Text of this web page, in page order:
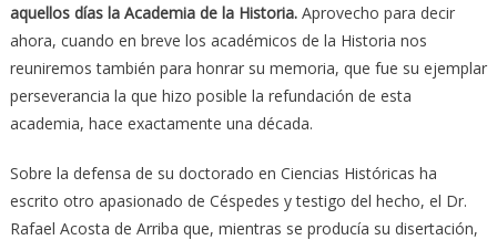
aquellos días la Academia de la Historia.Aprovecho para decir
ahora, cuando en breve los académicos de la Historia nos
reuniremos también para honrar su memoria, que fue su ejemplar
perseverancia la que hizo posible la refundación de esta
academia, hace exactamente una década.
Sobre la defensa de su doctorado en Ciencias Históricas ha
escrito otro apasionado de Céspedes y testigo del hecho, el Dr.
Rafael Acosta de Arriba que, mientras se producía su disertación,